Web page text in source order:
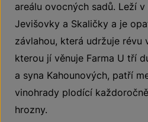
areálu ovocných sadů. Leží
Jevišovky a Skaličky a je
závlahou, která udržuje révu
kterou jí věnuje Farma U tří
a syna Kahounových, patří
vinohrady plodící
hrozny.